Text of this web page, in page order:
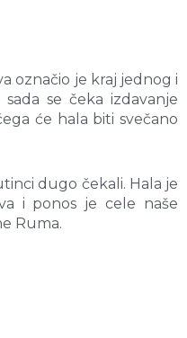
označio je kraj jednog i
se čeka izdavanje
će hala biti svečano
dugo čekali. Hala je
i ponos je cele naše
Ruma.